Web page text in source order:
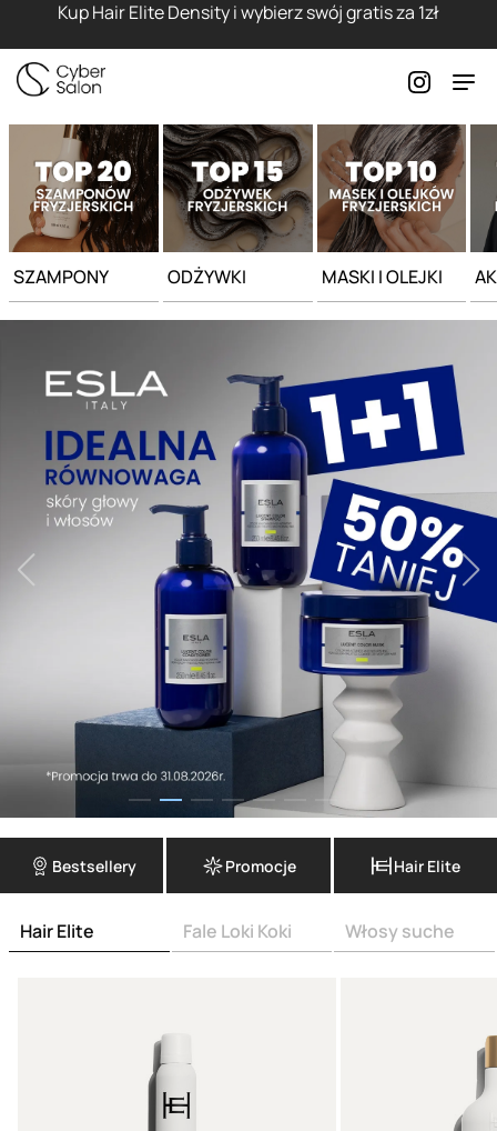
Kup Hair Elite Density i wybierz swój gratis za 1zł
SZAMPONY ODŻYWKI MASKI I OLEJKI
Bestsellery Promocje Hair Elite
Hair Elite Fale Loki Koki Włosy suche
Strona główna - Cyber Salon